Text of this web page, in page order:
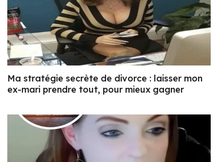
Ma stratégie secrète de divorce : laisser mon
ex-mari prendre tout, pour mieux gagner